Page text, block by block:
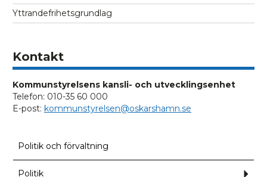
Yttrandefrihetsgrundlag
Kontakt
Kommunstyrelsens kansli- och utvecklingsenhet
Telefon: 010-35 60 000
E-post: kommunstyrelsen@oskarshamn.se
Politik och förvaltning
Politik